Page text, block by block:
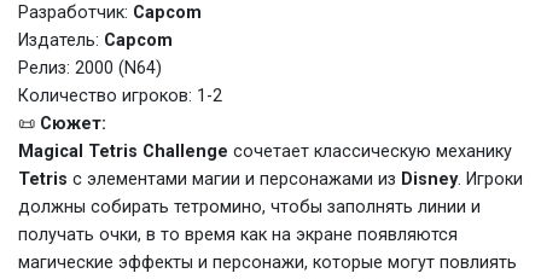
Разработчик: Capcom
Издатель: Capcom
Релиз: 2000 (N64)
Количество игроков: 1-2
📜 Сюжет:
Magical Tetris Challenge сочетает классическую механику
Tetris с элементами магии и персонажами из Disney. Игроки
должны собирать тетромино, чтобы заполнять линии и
получать очки, в то время как на экране появляются
магические эффекты и персонажи, которые могут повлиять